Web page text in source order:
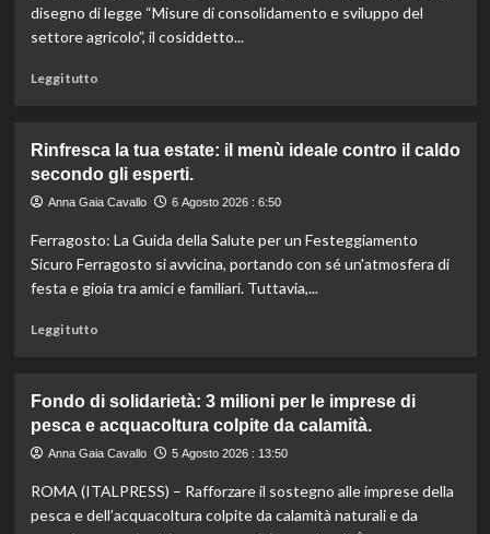
quali
marche
disegno di legge “Misure di consolidamento e sviluppo del
settore agricolo”, il cosiddetto...
Leggi tuttoLeggi
Camera
approva
ddl
finanziamenti
aumentati
di
primario.
Rinfresca la tua estate: il menù ideale contro il caldo
secondo gli esperti.
Anna Gaia Cavallo 6 Agosto 2026 : 6:50
Ferragosto: La Guida della Salute per un Festeggiamento
Sicuro Ferragosto si avvicina, portando con sé un'atmosfera di
festa e gioia tra amici e familiari. Tuttavia,...
Leggi tuttoLeggi
Rinfresca
la
tua
il
menù
Fondo di solidarietà: 3 milioni per le imprese di
pesca e acquacoltura colpite da calamità.
Anna Gaia Cavallo 5 Agosto 2026 : 13:50
ROMA (ITALPRESS) – Rafforzare il sostegno alle imprese della
pesca e dell’acquacoltura colpite da calamità naturali e da